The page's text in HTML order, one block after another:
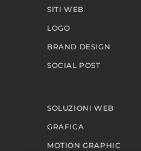
SITI WEB
LOGO
BRAND DESIGN
SOCIAL POST
SOLUZIONI WEB
GRAFICA
MOTION GRAPHIC